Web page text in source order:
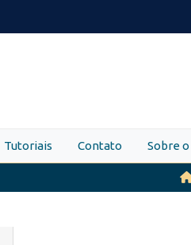
Tutoriais Contato Sobre